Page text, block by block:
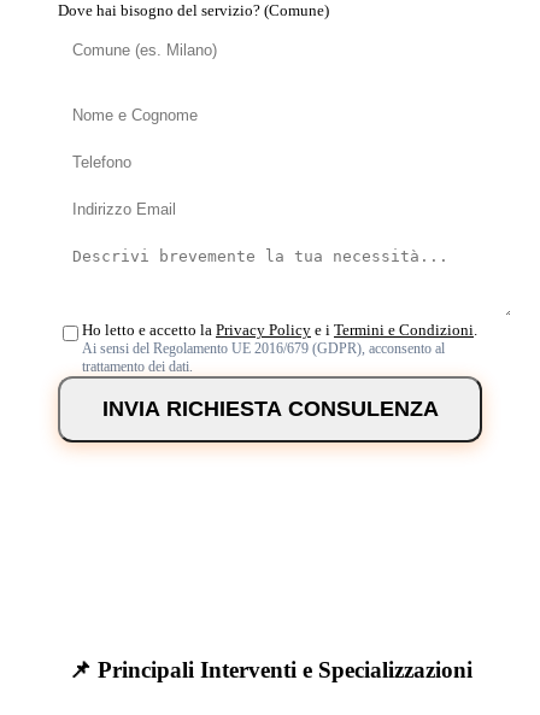
Dove hai bisogno del servizio? (Comune)
Ho letto e accetto la Privacy Policy e i Termini e Condizioni
Ai sensi del Regolamento UE 2016/679 (GDPR), acconsento al
trattamento dei dati.
INVIA RICHIESTA CONSULENZA
📌 Principali Interventi e Specializzazioni